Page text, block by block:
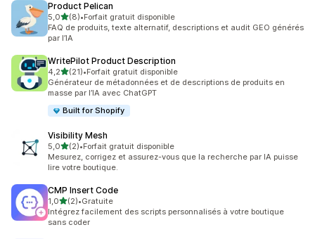
Product Pelican
5,0étoile(s) sur 5
(8)
8 avis au total
•Forfait gratuit disponible
FAQ de produits, texte alternatif, descriptions et audit GEO générés
par l’IA
WritePilot Product Description
4,2étoile(s) sur 5
(21)
21 avis au total
•Forfait gratuit disponible
Générateur de métadonnées et de descriptions de produits en
masse par l’IA avec ChatGPT
Built for Shopify
Visibility Mesh
5,0étoile(s) sur 5
(2)
2 avis au total
•Forfait gratuit disponible
Mesurez, corrigez et assurez-vous que la recherche par IA puisse
lire votre boutique.
CMP Insert Code
1,0étoile(s) sur 5
(2)
2 avis au total
•Gratuite
Intégrez facilement des scripts personnalisés à votre boutique
sans coder